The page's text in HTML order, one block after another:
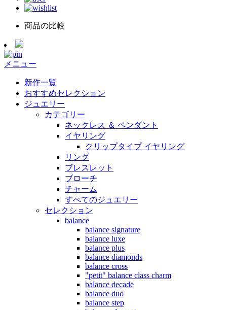
商品の比較
メニュー
新作一覧
おすすめセレクション
ジュエリー
カテゴリー
ネックレス ＆ ペンダント
イヤリング
クリップタイプ イヤリング
リング
ブレスレット
ブローチ
チャーム
すべてのジュエリー
セレクション
balance
balance signature
balance luxe
balance plus
balance diamonds
balance cross
"petit" balance class charm
balance decade
balance duo
balance step